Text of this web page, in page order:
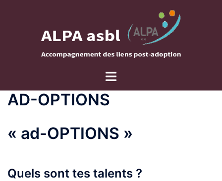
Ouvrir/fermer
menu
AD-OPTIONS
« ad-OPTIONS »
Quels sont tes talents ?